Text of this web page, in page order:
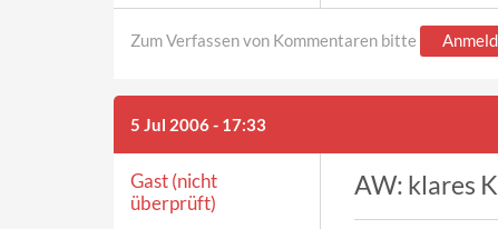
Zum Verfassen von Kommentaren bitte
5 Jul 2006 - 17:33
Gast (nicht
überprüft)
AW: klares